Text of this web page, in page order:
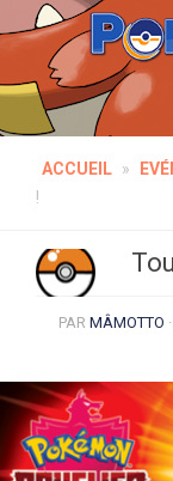
ACCUEIL »
!
PAR MÂMOTTO